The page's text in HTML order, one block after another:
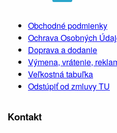
Obchodné podmienky
Ochrava Osobných
Doprava a dodanie
Výmena, vrátenie,
Veľkostná tabuľka
Odstúpiť od zmluvy TU
Kontakt